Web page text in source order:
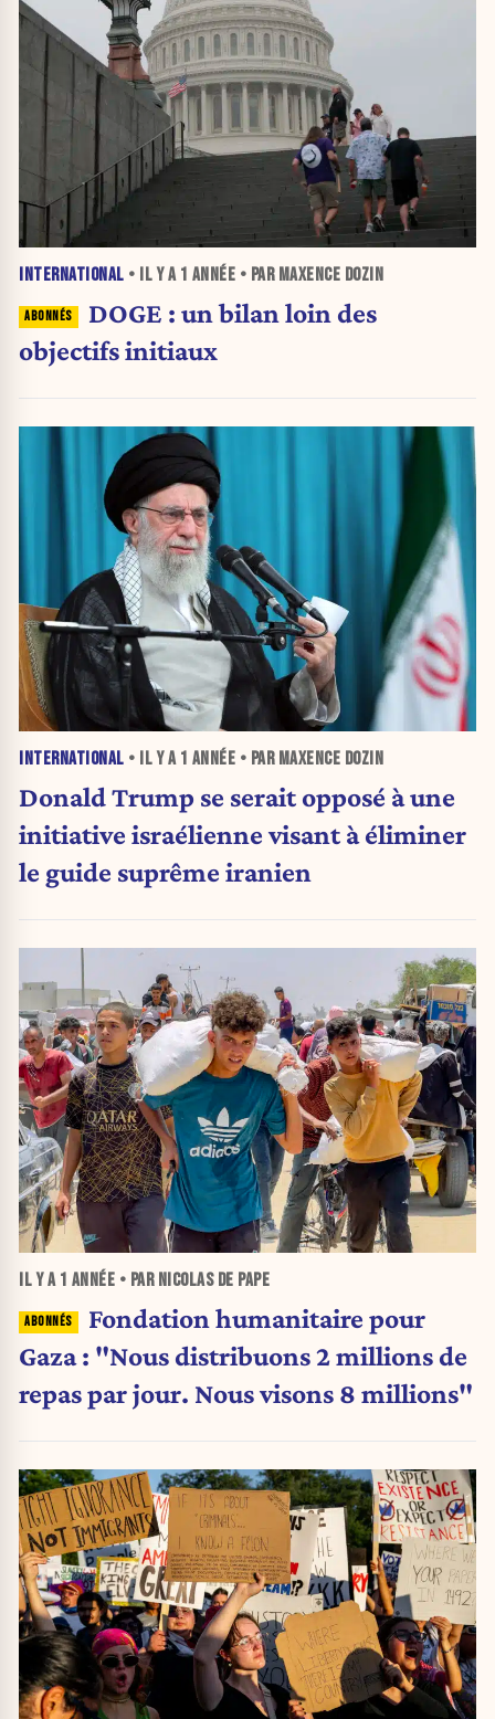
INTERNATIONAL • IL Y A 1 ANNÉE • PAR MAXENCE DOZIN
DOGE : un bilan loin des
objectifs initiaux
INTERNATIONAL • IL Y A 1 ANNÉE • PAR MAXENCE DOZIN
Donald Trump se serait opposé à une
initiative israélienne visant à éliminer
le guide suprême iranien
IL Y A 1 ANNÉE • PAR NICOLAS DE PAPE
Fondation humanitaire pour
Gaza : "Nous distribuons 2 millions de
repas par jour. Nous visons 8 millions"